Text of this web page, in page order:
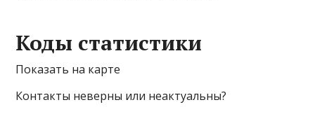
Коды статистики
Показать на карте
Контакты неверны или неактуальны?